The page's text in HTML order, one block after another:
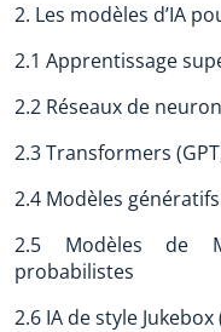
2. Les modèles d’IA
2.1 Apprentissage
2.2 Réseaux de
2.3 Transformers
2.4 Modèles
2.5 Modèles de
probabilistes
2.6 IA de style Jukebox